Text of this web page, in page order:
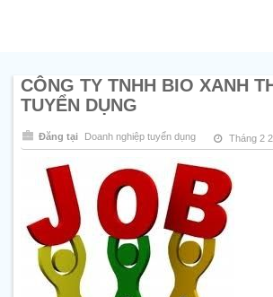
CÔNG TY TNHH BIO XANH
TUYỂN DỤNG
Đăng tại Doanh nghiệp tuyển dụng Tháng 2